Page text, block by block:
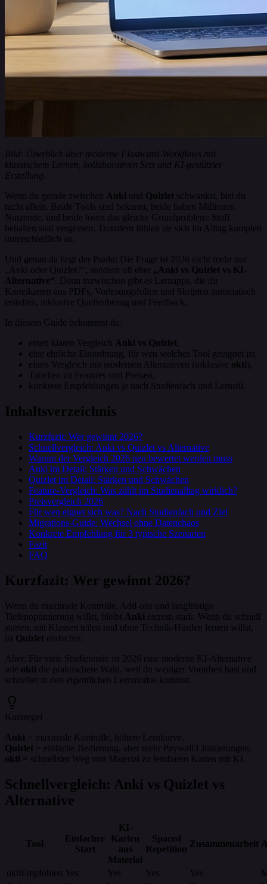
Bild: Überblick über moderne Flashcard-Workflows mit
klassischem Lernen, kollaborativen Sets und KI-gestützter
Erstellung.
Wenn du gerade zwischen Anki und Quizlet schwankst, bist du
nicht allein. Beide Tools sind bekannt, beide haben Millionen
Nutzende, und beide lösen das gleiche Grundproblem: Stoff
behalten statt vergessen. Trotzdem fühlen sie sich im Alltag komplett
unterschiedlich an.
Und genau da liegt der Punkt: Die Frage ist 2026 nicht mehr nur
„Anki oder Quizlet?“, sondern oft eher „Anki vs Quizlet vs KI-
Alternative“ . Denn inzwischen gibt es Lernapps, die dir
Karteikarten aus PDFs, Vorlesungsfolien und Skripten automatisch
erstellen, inklusive Quellenbezug und Feedback.
In diesem Guide bekommst du:
einen klaren Vergleich Anki vs Quizlet,
eine ehrliche Einordnung, für wen welches Tool geeignet ist,
einen Vergleich mit modernen Alternativen (inklusive okti ),
Tabellen zu Features und Preisen,
konkrete Empfehlungen je nach Studienfach und Lernstil.
Inhaltsverzeichnis
Kurzfazit: Wer gewinnt 2026?
Schnellvergleich: Anki vs Quizlet vs Alternative
Warum der Vergleich 2026 neu bewertet werden muss
Anki im Detail: Stärken und Schwächen
Quizlet im Detail: Stärken und Schwächen
Feature-Vergleich: Was zählt im Studienalltag wirklich?
Preisvergleich 2026
Für wen eignet sich was? Nach Studienfach und Ziel
Migrations-Guide: Wechsel ohne Datenchaos
Konkrete Empfehlung für 3 typische Szenarien
Fazit
FAQ
Kurzfazit: Wer gewinnt 2026?
Wenn du maximale Kontrolle, Add-ons und langfristige
Tiefenoptimierung willst, bleibt Anki extrem stark. Wenn du schnell
starten, mit Klassen teilen und ohne Technik-Hürden lernen willst,
ist Quizlet einfacher.
Aber: Für viele Studierende ist 2026 eine moderne KI-Alternative
wie okti die praktischere Wahl, weil du weniger Vorarbeit hast und
schneller in den eigentlichen Lernmodus kommst.
Kurzregel
Anki = maximale Kontrolle, höhere Lernkurve.
Quizlet = einfache Bedienung, aber mehr Paywall/Limitierungen.
okti = schnellster Weg von Material zu lernbaren Karten mit KI.
Schnellvergleich: Anki vs Quizlet vs
Alternative
Tool
Einfacher
Start
KI-
Karten
aus
Material
Spaced
Repetition
Zusammenarbeit
oktiEmpfohlen Yes Yes Yes Yes